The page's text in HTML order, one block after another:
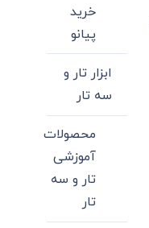
خرید
پیانو
ابزار تار و
سه تار
محصولات
آموزشی
تار و سه
تار